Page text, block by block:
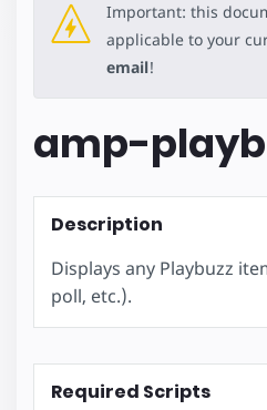
Important: this
applicable to your
email!
amp-
Description
Displays any Playbuzz
poll, etc.).
Required Scripts